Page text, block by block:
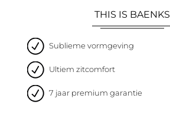
THIS IS BAENKS
Sublieme vormgeving
Ultiem zitcomfort
7 jaar premium garantie